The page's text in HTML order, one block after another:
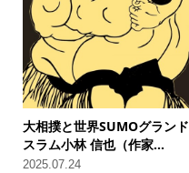
大相撲と世界SUMOグランド
スラム小林 信也（作家...
2025.07.24